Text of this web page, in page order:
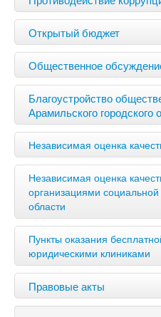
Открытый бюджет
Общественное
Благоустройство
Арамильского городского
Независимая оценка
Независимая оценка
организациями
области
Пункты оказания
юридическими клиниками
Правовые акты